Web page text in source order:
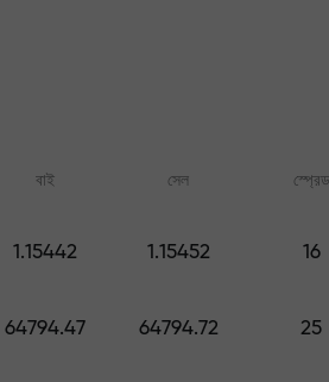
পাওয়া যায়
জ্যাকপট
বাই সেল স্প্রেড
1.15442 1.15452 16
64794.47 64794.72 25
শূন্য থেকে ট্রেডিং শিখুন — সব লেভেলের জন্য